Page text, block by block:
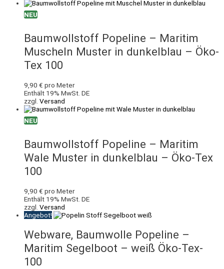
NEU
Baumwollstoff Popeline – Maritim
Muscheln Muster in dunkelblau – Öko-
Tex 100
9,90 € pro Meter
Enthält 19% MwSt. DE
zzgl. Versand
NEU
Baumwollstoff Popeline – Maritim
Wale Muster in dunkelblau – Öko-Tex
100
9,90 € pro Meter
Enthält 19% MwSt. DE
zzgl. Versand
Angebot!
Webware, Baumwolle Popeline –
Maritim Segelboot – weiß Öko-Tex-
100